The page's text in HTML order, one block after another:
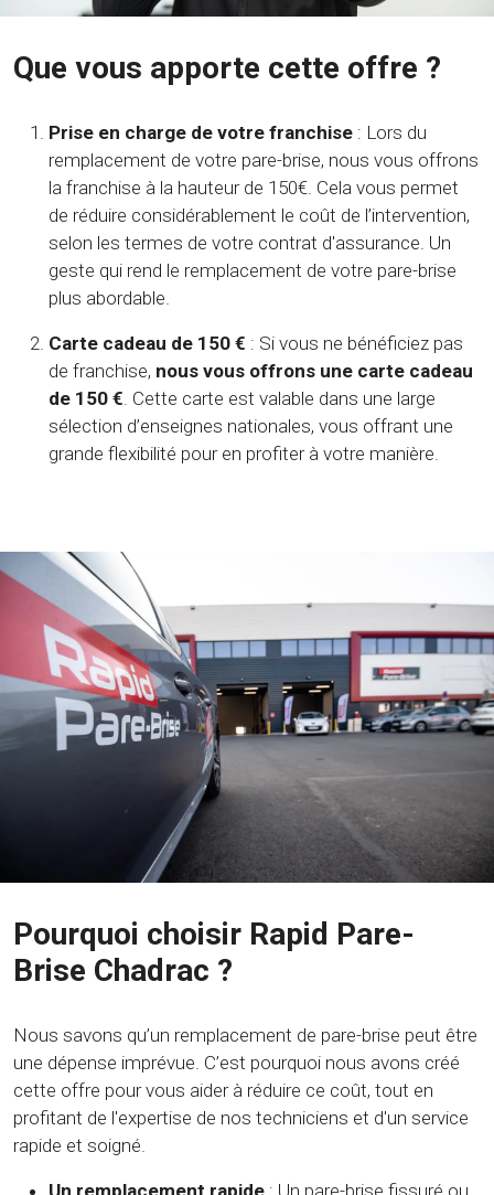
Que vous apporte cette offre ?
Prise en charge de votre franchise : Lors du
remplacement de votre pare-brise, nous vous offrons
la franchise à la hauteur de 150€. Cela vous permet
de réduire considérablement le coût de l’intervention,
selon les termes de votre contrat d'assurance. Un
geste qui rend le remplacement de votre pare-brise
plus abordable.
Carte cadeau de 150 € : Si vous ne bénéficiez pas
de franchise, nous vous offrons une carte cadeau
de 150 €. Cette carte est valable dans une large
sélection d’enseignes nationales, vous offrant une
grande flexibilité pour en profiter à votre manière.
Pourquoi choisir Rapid Pare-
Brise Chadrac ?
Nous savons qu’un remplacement de pare-brise peut être
une dépense imprévue. C’est pourquoi nous avons créé
cette offre pour vous aider à réduire ce coût, tout en
profitant de l'expertise de nos techniciens et d'un service
rapide et soigné.